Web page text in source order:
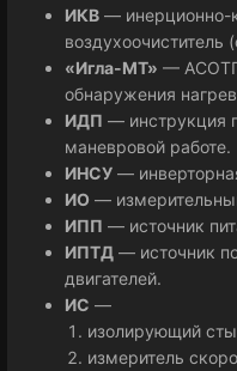
ИКВ — инерционно-
воздухоочиститель
«Игла-МТ» — АСОТП
обнаружения
ИДП — инструкция
маневровой работе.
ИНСУ —
ИО —
ИПП — источник
ИПТД — источник
двигателей.
ИС —
изолирующий
измеритель